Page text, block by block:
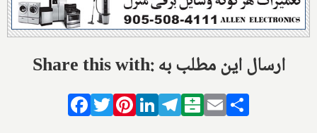
Share this with: ارسال این مطلب به
Facebook
TwitterPinterestLinkedIn
Telegram
Balatarin
Email